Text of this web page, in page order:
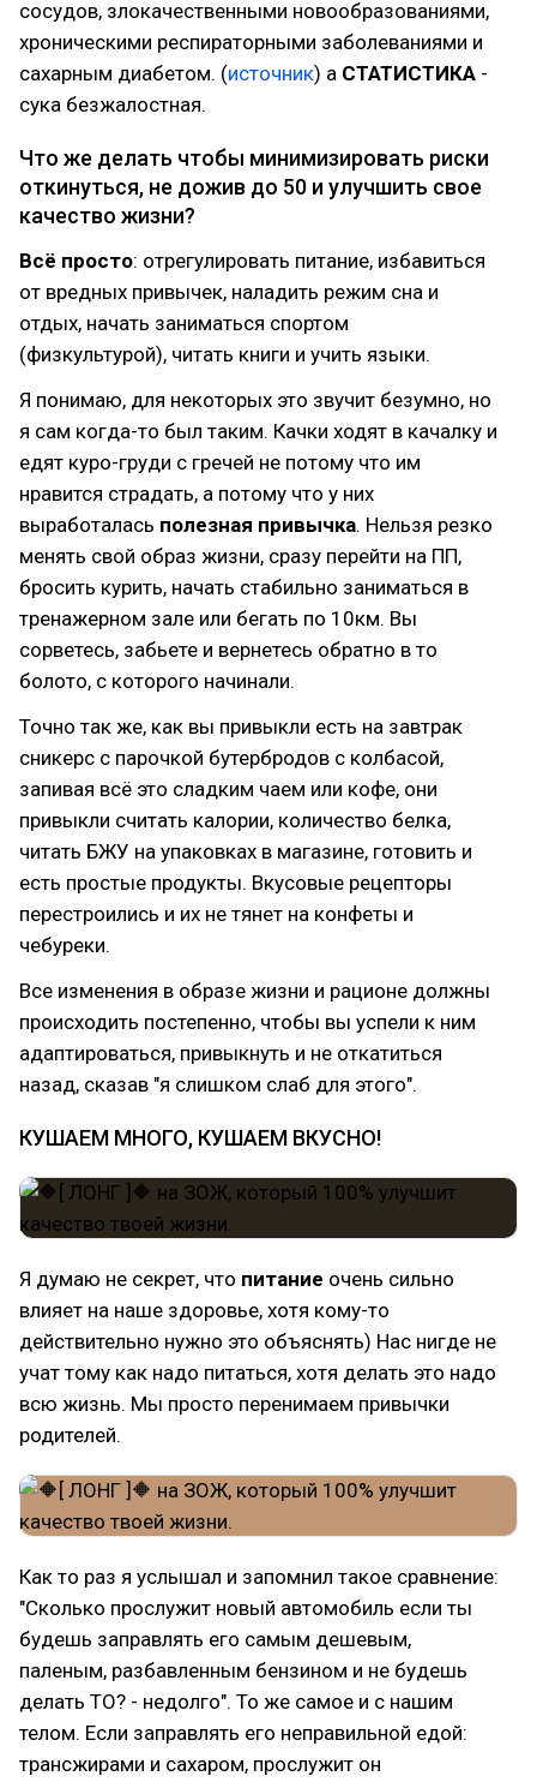
сосудов, злокачественными новообразованиями,
хроническими респираторными заболеваниями и
сахарным диабетом. (источник) а СТАТИСТИКА -
сука безжалостная.
Что же делать чтобы минимизировать риски
откинуться, не дожив до 50 и улучшить свое
качество жизни?
Всё просто: отрегулировать питание, избавиться
от вредных привычек, наладить режим сна и
отдых, начать заниматься спортом
(физкультурой), читать книги и учить языки.
Я понимаю, для некоторых это звучит безумно, но
я сам когда-то был таким. Качки ходят в качалку и
едят куро-груди с гречей не потому что им
нравится страдать, а потому что у них
выработалась полезная привычка. Нельзя резко
менять свой образ жизни, сразу перейти на ПП,
бросить курить, начать стабильно заниматься в
тренажерном зале или бегать по 10км. Вы
сорветесь, забьете и вернетесь обратно в то
болото, с которого начинали.
Точно так же, как вы привыкли есть на завтрак
сникерс с парочкой бутербродов с колбасой,
запивая всё это сладким чаем или кофе, они
привыкли считать калории, количество белка,
читать БЖУ на упаковках в магазине, готовить и
есть простые продукты. Вкусовые рецепторы
перестроились и их не тянет на конфеты и
чебуреки.
Все изменения в образе жизни и рационе должны
происходить постепенно, чтобы вы успели к ним
адаптироваться, привыкнуть и не откатиться
назад, сказав "я слишком слаб для этого".
КУШАЕМ МНОГО, КУШАЕМ ВКУСНО!
Я думаю не секрет, что питание очень сильно
влияет на наше здоровье, хотя кому-то
действительно нужно это объяснять) Нас нигде не
учат тому как надо питаться, хотя делать это надо
всю жизнь. Мы просто перенимаем привычки
родителей.
Как то раз я услышал и запомнил такое сравнение:
"Сколько прослужит новый автомобиль если ты
будешь заправлять его самым дешевым,
паленым, разбавленным бензином и не будешь
делать ТО? - недолго". То же самое и с нашим
телом. Если заправлять его неправильной едой:
трансжирами и сахаром, прослужит он